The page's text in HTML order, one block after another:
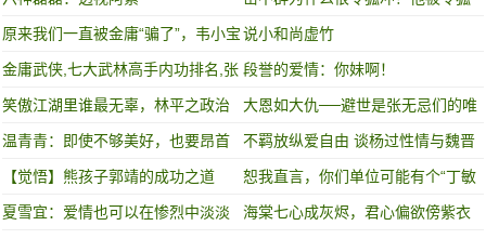
冲戳中痛点
原来我们一直被金庸“骗了”，韦小宝
的老婆只有一个，就是...
说小和尚虚竹
金庸武侠,七大武林高手内功排名,张
三丰垫底,第一太强!
段誉的爱情：你妹啊！
笑傲江湖里谁最无辜，林平之政治
斗争的悲剧产物
大恩如大仇──避世是张无忌们的唯
一救赎
温青青：即使不够美好，也要昂首
去爱
不羁放纵爱自由 谈杨过性情与魏晋
风流的某种联系
【觉悟】熊孩子郭靖的成功之道
恕我直言，你们单位可能有个“丁敏
君”！
夏雪宜：爱情也可以在惨烈中淡淡
海棠七心成灰烬，君心偏欲傍紫衣